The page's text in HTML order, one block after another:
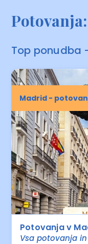
Top ponudba
Madrid -
Potovanja v
Vsa potovanja